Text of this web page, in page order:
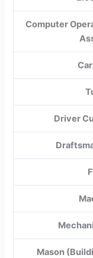
Computer
Driver
Mason